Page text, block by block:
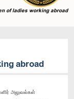
of ladies working abroad
abroad
அலுவல்கள்